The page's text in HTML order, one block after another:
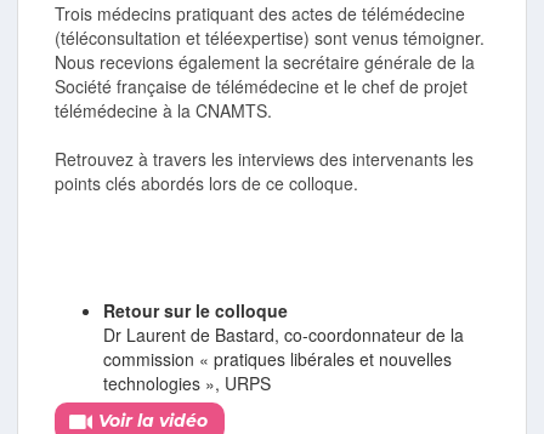
Trois médecins pratiquant des actes de télémédecine
(téléconsultation et téléexpertise) sont venus témoigner.
Nous recevions également la secrétaire générale de la
Société française de télémédecine et le chef de projet
télémédecine à la CNAMTS.
Retrouvez à travers les interviews des intervenants les
points clés abordés lors de ce colloque.
Retour sur le colloque
Dr Laurent de Bastard, co-coordonnateur de la
commission « pratiques libérales et nouvelles
technologies », URPS
Voir la vidéo